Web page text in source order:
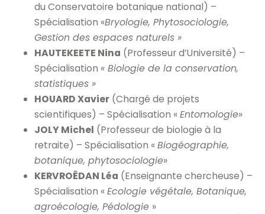
du Conservatoire botanique national) –
Spécialisation «Bryologie, Phytosociologie,
Gestion des espaces naturels »
HAUTEKEETE Nina (Professeur d’Université) –
Spécialisation « Biologie de la conservation,
statistiques »
HOUARD Xavier (Chargé de projets
scientifiques) – Spécialisation «Entomologie»
JOLY Michel (Professeur de biologie à la
retraite) – Spécialisation «Biogéographie,
botanique, phytosociologie»
KERVROËDAN Léa (Enseignante chercheuse) –
Spécialisation «Ecologie végétale, Botanique,
agroécologie, Pédologie »